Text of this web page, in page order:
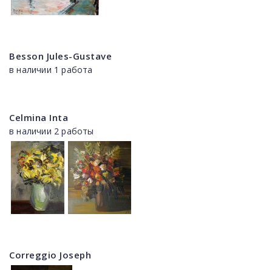
Besson Jules-Gustave
в наличии 1 работа
Celmina Inta
в наличии 2 работы
Correggio Joseph